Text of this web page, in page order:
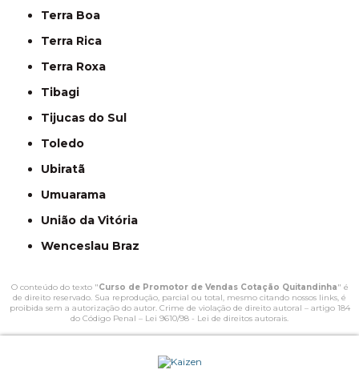
Terra Boa
Terra Rica
Terra Roxa
Tibagi
Tijucas do Sul
Toledo
Ubiratã
Umuarama
União da Vitória
Wenceslau Braz
O conteúdo do texto "Curso de Promotor de Vendas Cotação Quitandinha" é
de direito reservado. Sua reprodução, parcial ou total, mesmo citando nossos links, é
proibida sem a autorização do autor. Crime de violação de direito autoral – artigo 184
do Código Penal – Lei 9610/98 - Lei de direitos autorais.